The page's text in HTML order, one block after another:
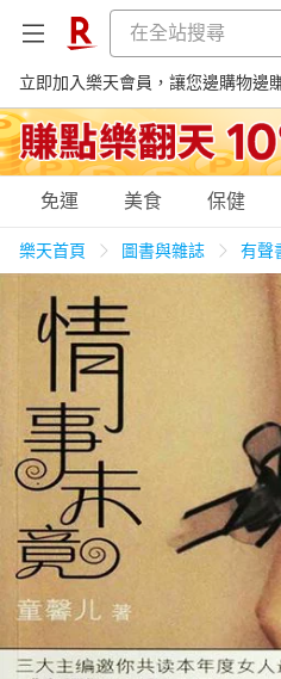
立即加入樂天會員，讓您邊購物邊
購物網分類
天天免運
居家生活
女裝 男裝
日本購物
免運 美食 保健
樂天首頁 圖書與雜誌 有聲